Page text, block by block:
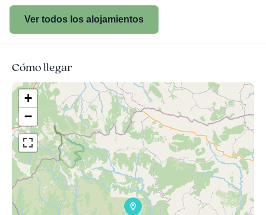
Ver todos los alojamientos
Cómo llegar
+
−